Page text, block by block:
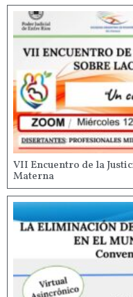
VII Encuentro de la
Materna